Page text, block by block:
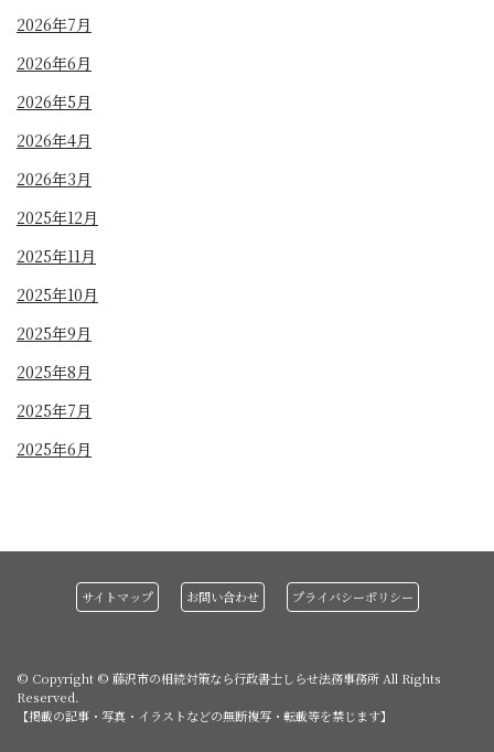
2026年7月
2026年6月
2026年5月
2026年4月
2026年3月
2025年12月
2025年11月
2025年10月
2025年9月
2025年8月
2025年7月
2025年6月
サイトマップ お問い合わせ プライバシーポリシー
© Copyright © 藤沢市の相続対策なら行政書士しらせ法務事務所 All Rights
Reserved.
【掲載の記事・写真・イラストなどの無断複写・転載等を禁じます】